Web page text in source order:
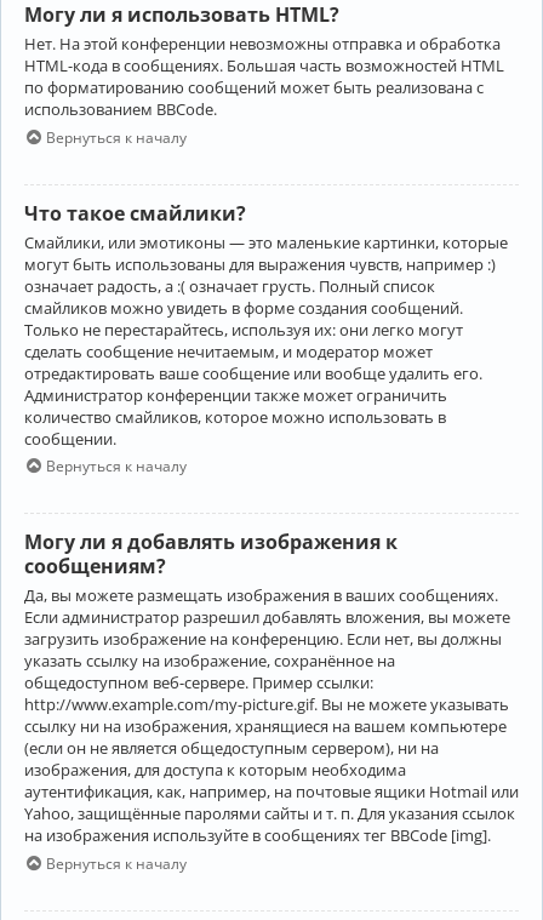
Могу ли я использовать HTML?
Нет. На этой конференции невозможны отправка и обработка
HTML-кода в сообщениях. Большая часть возможностей HTML
по форматированию сообщений может быть реализована с
использованием BBCode.
Вернуться к началу
Что такое смайлики?
Смайлики, или эмотиконы — это маленькие картинки, которые
могут быть использованы для выражения чувств, например :)
означает радость, а :( означает грусть. Полный список
смайликов можно увидеть в форме создания сообщений.
Только не перестарайтесь, используя их: они легко могут
сделать сообщение нечитаемым, и модератор может
отредактировать ваше сообщение или вообще удалить его.
Администратор конференции также может ограничить
количество смайликов, которое можно использовать в
сообщении.
Вернуться к началу
Могу ли я добавлять изображения к
сообщениям?
Да, вы можете размещать изображения в ваших сообщениях.
Если администратор разрешил добавлять вложения, вы можете
загрузить изображение на конференцию. Если нет, вы должны
указать ссылку на изображение, сохранённое на
общедоступном веб-сервере. Пример ссылки:
http://www.example.com/my-picture.gif. Вы не можете указывать
ссылку ни на изображения, хранящиеся на вашем компьютере
(если он не является общедоступным сервером), ни на
изображения, для доступа к которым необходима
аутентификация, как, например, на почтовые ящики Hotmail или
Yahoo, защищённые паролями сайты и т. п. Для указания ссылок
на изображения используйте в сообщениях тег BBCode [img].
Вернуться к началу